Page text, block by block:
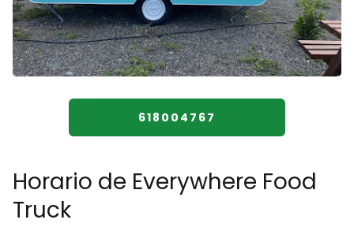
618004767
Horario de Everywhere Food
Truck